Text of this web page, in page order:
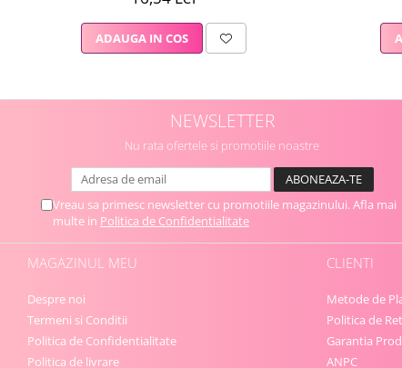
ADAUGA IN COS
NEWSLETTER
Nu rata ofertele si promotiile noastre
Vreau sa primesc newsletter cu promotiile magazinului. Afla mai
multe in Politica de Confidentialitate
MAGAZINUL MEU
Despre noi
Termeni si Conditii
Politica de Confidentialitate
Politica de livrare
CLIENTI
Metode de
Politica de
Garantia
ANPC